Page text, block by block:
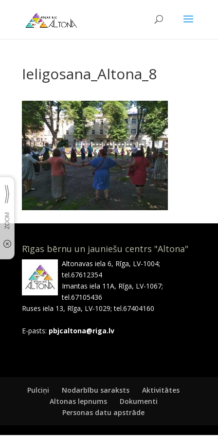
Ieligosana_Altona_8
Rīgas bērnu un jauniešu centrs "Altona"
Altonavas iela 6, Rīga, LV-1004;
tel.67612354
Imantas iela 11A, Rīga, LV-1067;
tel.67105436
Ruses iela 13, Rīga, LV-1029; tel.67404160
E-pasts: pbjcaltona@riga.lv
Pulciņi Nodarbību saraksts
Aktivitātes
Altonas lepnums
Dokumenti
Personas datu apstrāde